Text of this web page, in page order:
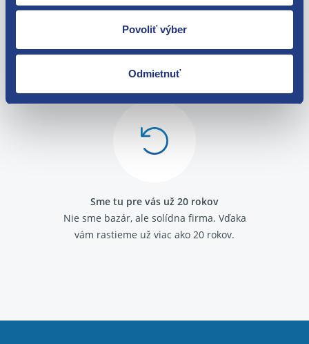
Povoliť výber
Odmietnuť
Fiat Doblo 2000 - 2009
Fiat Ducato 2002 - 2006
Fiat Ducato 2006-
Fiat Fiorino / Qubo 2008-
Fiat Fiorino 1988 - 2001
Fiat Idea
Fiat Panda 1986 - 2003
Fiat Punto 1993 - 1999
Fiat Punto 1999 - 2010
Fiat Tipo 1988 - 1995
O svojich zákazníkov sa staráme
Máme tisíce spokojných zákazníkov.
Pozrite sa na ichrecenzie.
Sme tu pre vás už 20 rokov
Nie sme bazár, ale solídna firma. Vďaka
vám rastieme už viac ako 20 rokov.